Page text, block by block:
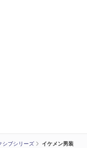
シブシリーズ イケメン男装